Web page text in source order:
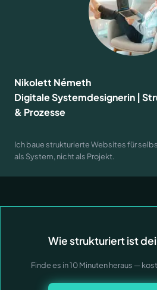
Nikolett Németh
Digitale Systemdesignerin |
& Prozesse
Ich baue strukturierte Websites für
als System, nicht als Projekt.
Wie strukturiert ist
Finde es in 10 Minuten heraus —